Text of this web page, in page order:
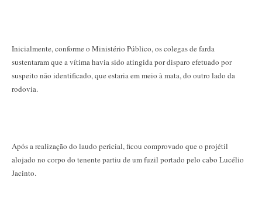
Inicialmente, conforme o Ministério Público, os colegas de farda
sustentaram que a vítima havia sido atingida por disparo efetuado por
suspeito não identificado, que estaria em meio à mata, do outro lado da
rodovia.
Após a realização do laudo pericial, ficou comprovado que o projétil
alojado no corpo do tenente partiu de um fuzil portado pelo cabo Lucélio
Jacinto.